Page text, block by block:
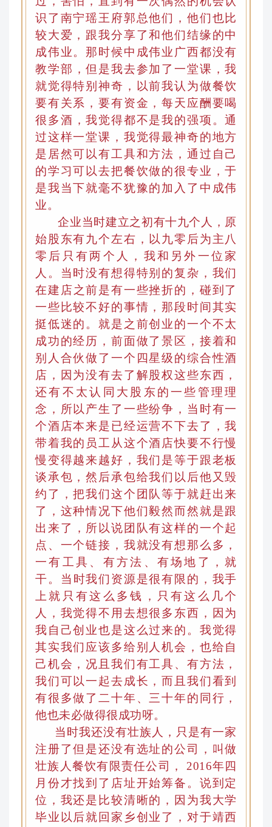
识了南宁瑶王府郭总他们，他们也比
较大爱，跟我分享了和他们结缘的中
成伟业。那时候中成伟业 广西都没有
教学部 ，但是我去参加了一堂课，我
就觉得特别神奇，以前我认为做餐饮
要有关系 ，要有资金，每天应酬要喝
很多酒 ，我觉得都不是我的强项。通
过这样一堂课，我觉得最神奇的地方
是居然可以有工具和方法，通过自己
的学习可以去把餐饮做的很专业 ，于
是我当下就毫不犹豫的加入了中成伟
业。
企业当时建立之初有十九个人，原
始股东有九个左右，以九零后为主八
零后只有两个人，我和另外一位家
人。当时没有想得特别的复杂 ， 我们
在建店之前是有一些挫折的，碰到了
一些比较不好的事情，那段时间其实
挺低迷的。就是之前创业的一个不太
成功的经历 ， 前面做了景区，接着和
别人合伙做了一个四星级的综合性酒
店，因为没有去了解股权这些东西 ，
还有不太认同大股东的一些管理理
念 ， 所以产生了一些纷争 ， 当时有一
个酒店本来是已经运营不下去了，我
带着我的员工从这个酒店快要不行慢
慢变得越来越好，我们是等于跟老板
谈承包，然后承包给我们以后他又毁
约了，把我们这个团队等于就赶出来
了，这种情况下他们毅然而然就是跟
出来了
， 所以说团队有这样的一个起
点、一个链接 ， 我就没有想那么多，
一有工具、有方法、有场地了，就
干。 当时我们资源是很有限的，我手
上就只有这么多钱，只有这么几个
人，我觉得不用去想很多东西，因为
我自己创业也是这么过来的。我觉得
其实我们应该多给别人机会，也给自
己机会，况且我们有工具、有方法，
我们可以一起去成长 ，而且我们看到
有很多做了二十年、三十年的同行，
他也未必做得很成功呀。
当时我还没有壮族人
， 只是有一家
注册了但是还没有选址的公司
， 叫做
壮族人餐饮有限责任公司， 2016年四
月份才找到了店址开始筹备。说到定
位，我还是比较清晰的，因为我大学
毕业以后就回家乡创业了，对于靖西